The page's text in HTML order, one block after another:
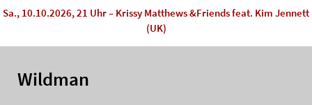
Sa., 10.10.2026, 21 Uhr – Krissy Matthews &Friends feat. Kim Jennett
(UK)
Wildman